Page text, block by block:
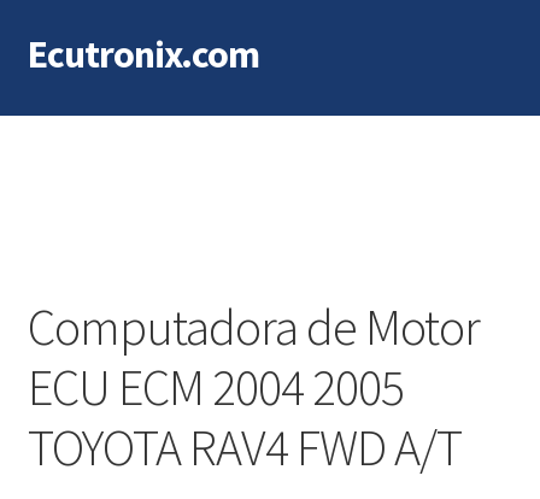
Saltar
a
Ir
al
Ecutronix.com
Computadora de Motor
ECU ECM 2004 2005
TOYOTA RAV4 FWD A/T